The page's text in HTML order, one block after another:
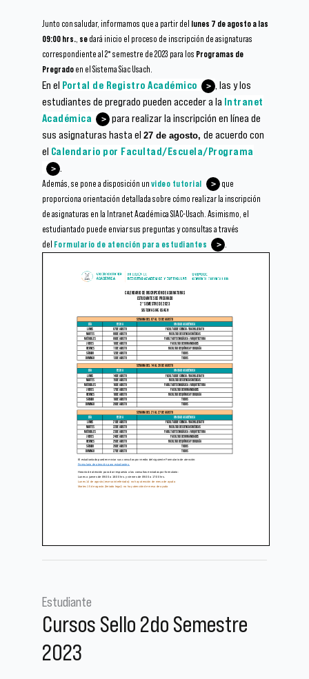
Junto con saludar, informamos que a partir del lunes 7 de agosto a las
09:00 hrs., se dará inicio el proceso de inscripción de asignaturas
correspondiente al 2° semestre de 2023 para los Programas de
Pregradoen el Sistema Siac Usach.
En el Portal de Registro Académico
, las y los
estudiantes de pregrado pueden acceder a la Intranet
Académica
para realizar la inscripción en línea de
sus asignaturas hasta el 27 de agosto, de acuerdo con
el Calendario por Facultad/Escuela/Programa
.
Además, se pone a disposición un video tutorial
que
proporciona orientación detallada sobre cómo realizar la inscripción
de asignaturas en la Intranet Académica SIAC-Usach. Asimismo, el
estudiantado puede enviar sus preguntas y consultas a través
del Formulario de atención para estudiantes
Estudiante
Cursos Sello 2do Semestre
2023